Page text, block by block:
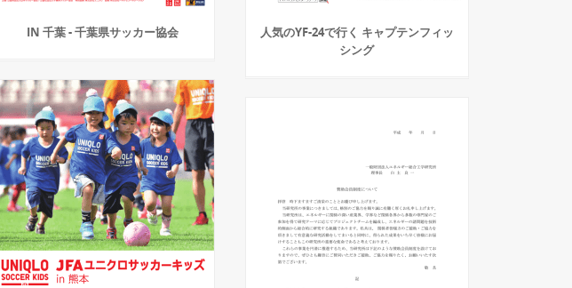
IN 千葉 - 千葉県サッカー協会
人気のYF-24で行く キャプテンフィッ
シング